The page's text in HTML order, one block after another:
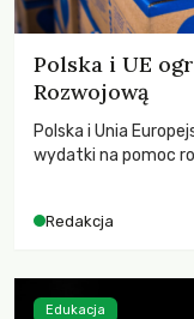
Polska i UE
Rozwojową
Polska i Unia
wydatki na pomoc
odnotowano
kryzysami i
Redakcja
Edukacja